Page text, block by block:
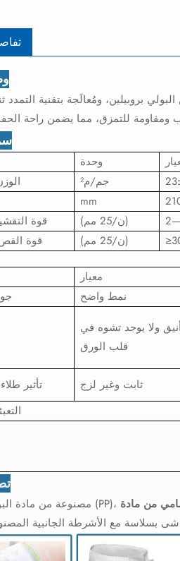
بروبيلين، ومُعالَجة بتقنية التمدد
وحدة
جم/م²
mm
قوة التقشير 90
(ن/25 مم)
قوة القص 180
(ن/25 مم)
معيار
نمط واضح
ولا يوجد تشوه في
قلب الورق
تأثير ثابت وغير لزج
مصنوعة من مادة البولي بروبيلين (PP)،